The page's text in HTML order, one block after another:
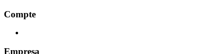
Compte
Empresa